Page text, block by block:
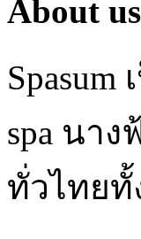
About us
Spasum
spa นา
ทั่วไทยทั้